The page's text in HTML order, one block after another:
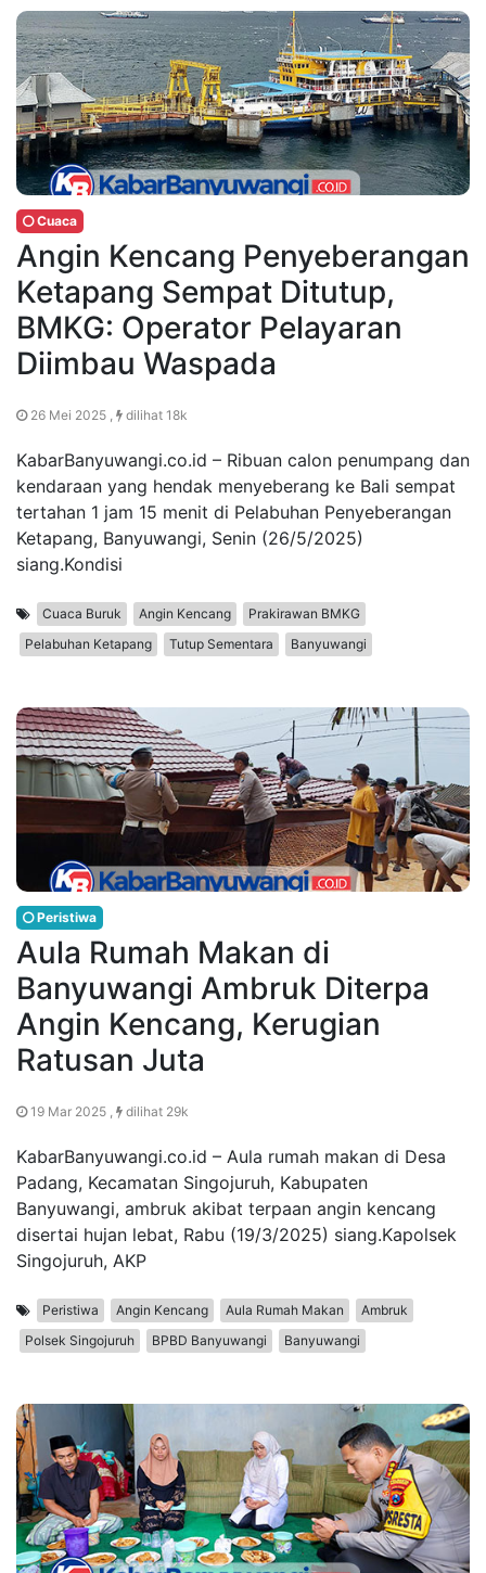
Cuaca
Angin Kencang Penyeberangan
Ketapang Sempat Ditutup,
BMKG: Operator Pelayaran
Diimbau Waspada
26 Mei 2025 , dilihat 18k
KabarBanyuwangi.co.id – Ribuan calon penumpang dan
kendaraan yang hendak menyeberang ke Bali sempat
tertahan 1 jam 15 menit di Pelabuhan Penyeberangan
Ketapang, Banyuwangi, Senin (26/5/2025)
siang.Kondisi
Cuaca Buruk Angin Kencang
Prakirawan BMKG
Pelabuhan Ketapang
Tutup Sementara Banyuwangi
Peristiwa
Aula Rumah Makan di
Banyuwangi Ambruk Diterpa
Angin Kencang, Kerugian
Ratusan Juta
19 Mar 2025 , dilihat 29k
KabarBanyuwangi.co.id – Aula rumah makan di Desa
Padang, Kecamatan Singojuruh, Kabupaten
Banyuwangi, ambruk akibat terpaan angin kencang
disertai hujan lebat, Rabu (19/3/2025) siang.Kapolsek
Singojuruh, AKP
Peristiwa Angin Kencang Aula Rumah Makan
Ambruk
Polsek Singojuruh
BPBD Banyuwangi Banyuwangi